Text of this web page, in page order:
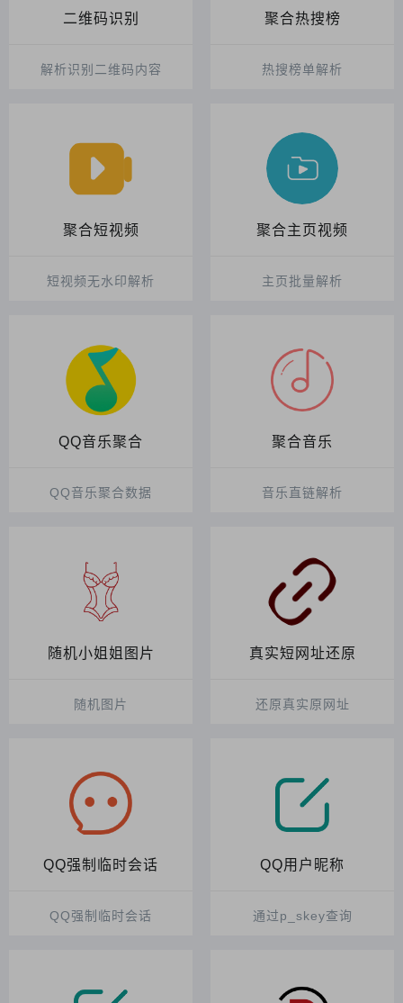
二维码识别
解析识别二维码内容
聚合热搜榜
热搜榜单解析
聚合短视频
短视频无水印解析
聚合主页视频
主页批量解析
QQ音乐聚合
QQ音乐聚合数据
聚合音乐
音乐直链解析
随机小姐姐图片
随机图片
真实短网址还原
还原真实原网址
QQ强制临时会话
QQ强制临时会话
QQ用户昵称
通过p_skey查询